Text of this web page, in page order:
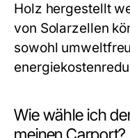
Holz hergestellt
von Solarzellen
sowohl
Wie wähle ich